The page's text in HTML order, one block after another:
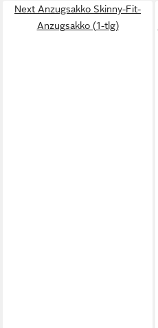
Next Anzugsakko Skinny-Fit-
Anzugsakko (1-tlg)